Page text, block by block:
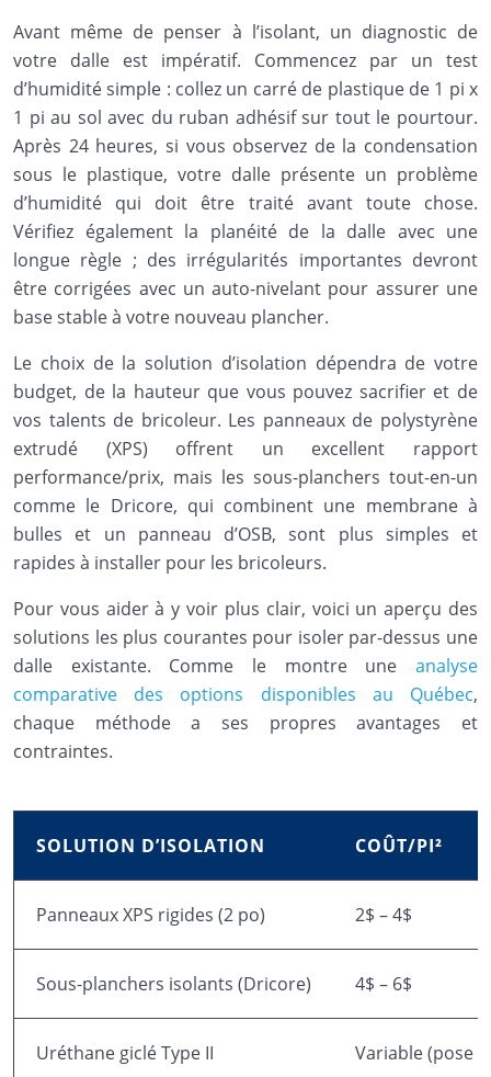
Avant même de penser à l’isolant, un diagnostic de
votre dalle est impératif. Commencez par un test
d’humidité simple : collez un carré de plastique de 1 pi x
1 pi au sol avec du ruban adhésif sur tout le pourtour.
Après 24 heures, si vous observez de la condensation
sous le plastique, votre dalle présente un problème
d’humidité qui doit être traité avant toute chose.
Vérifiez également la planéité de la dalle avec une
longue règle ; des irrégularités importantes devront
être corrigées avec un auto-nivelant pour assurer une
base stable à votre nouveau plancher.
Le choix de la solution d’isolation dépendra de votre
budget, de la hauteur que vous pouvez sacrifier et de
vos talents de bricoleur. Les panneaux de polystyrène
extrudé (XPS) offrent un excellent rapport
performance/prix, mais les sous-planchers tout-en-un
comme le Dricore, qui combinent une membrane à
bulles et un panneau d’OSB, sont plus simples et
rapides à installer pour les bricoleurs.
Pour vous aider à y voir plus clair, voici un aperçu des
solutions les plus courantes pour isoler par-dessus une
dalle existante. Comme le montre une analyse
comparative des options disponibles au Québec,
chaque méthode a ses propres avantages et
contraintes.
SOLUTION D’ISOLATION COÛT/PI²
Panneaux XPS rigides (2 po) 2$ – 4$
Sous-planchers isolants (Dricore) 4$ – 6$
Uréthane giclé Type II Variable (pose